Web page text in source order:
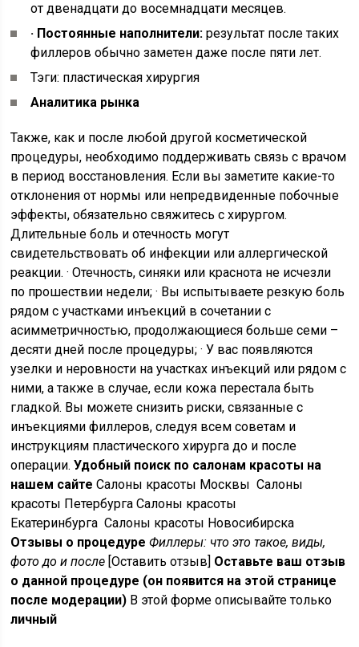
от двенадцати до восемнадцати месяцев.
· Постоянные наполнители: результат после таких
филлеров обычно заметен даже после пяти лет.
Тэги: пластическая хирургия
Аналитика рынка
Также, как и после любой другой косметической
процедуры, необходимо поддерживать связь с врачом
в период восстановления. Если вы заметите какие-то
отклонения от нормы или непредвиденные побочные
эффекты, обязательно свяжитесь с хирургом.
Длительные боль и отечность могут
свидетельствовать об инфекции или аллергической
реакции. · Отечность, синяки или краснота не исчезли
по прошествии недели; · Вы испытываете резкую боль
рядом с участками инъекций в сочетании с
асимметричностью, продолжающиеся больше семи –
десяти дней после процедуры; · У вас появляются
узелки и неровности на участках инъекций или рядом с
ними, а также в случае, если кожа перестала быть
гладкой. Вы можете снизить риски, связанные с
инъекциями филлеров, следуя всем советам и
инструкциям пластического хирурга до и после
операции.Удобный поиск по салонам красоты на
нашем сайте Салоны красоты Москвы Салоны
красоты Петербурга Салоны красоты
Екатеринбурга Салоны красоты Новосибирска
Отзывы о процедуреФиллеры: что это такое, виды,
фото до и после [Оставить отзыв] Оставьте ваш отзыв
о данной процедуре (он появится на этой странице
после модерации) В этой форме описывайте только
личный